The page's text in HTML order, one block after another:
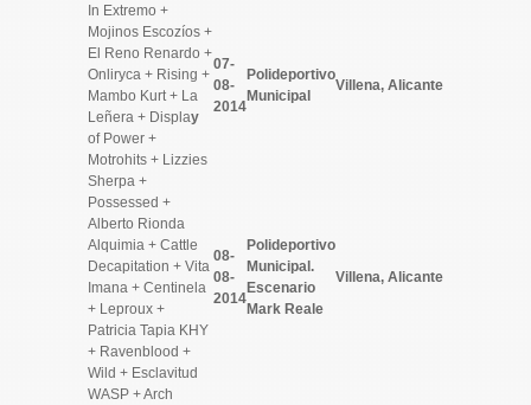
In Extremo +
Mojinos Escozíos +
El Reno Renardo +
Onliryca + Rising +
Mambo Kurt + La
Leñera + Display
of Power +
Motrohits + Lizzies
07-
08-
2014
Polideportivo
Municipal
Villena, Alicante
Sherpa +
Possessed +
Alberto Rionda
Alquimia + Cattle
Decapitation + Vita
Imana + Centinela
+ Leproux +
Patricia Tapia KHY
+ Ravenblood +
Wild + Esclavitud
08-
08-
2014
Polideportivo
Municipal.
Escenario
Mark Reale
Villena, Alicante
WASP + Arch